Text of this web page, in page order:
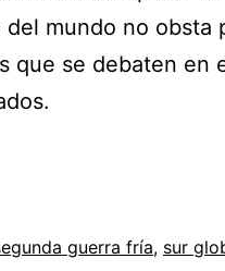
mundo no obsta
que se debaten en
guerra fría, sur